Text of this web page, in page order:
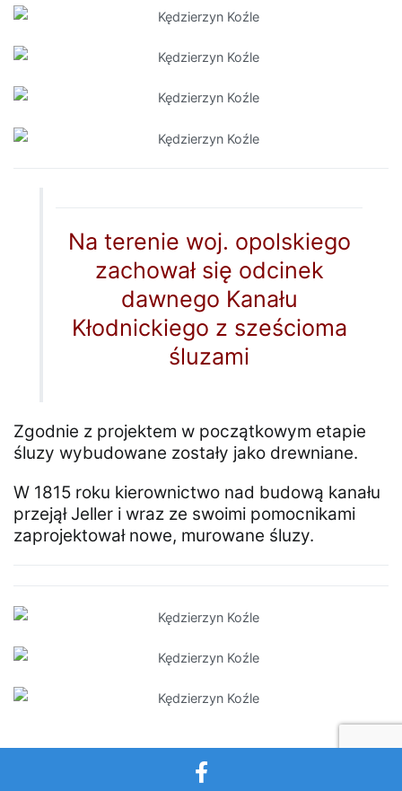
Na terenie woj. opolskiego
zachował się odcinek
dawnego Kanału
Kłodnickiego z sześcioma
śluzami
Zgodnie z projektem w początkowym etapie
śluzy wybudowane zostały jako drewniane.
W 1815 roku kierownictwo nad budową kanału
przejął Jeller i wraz ze swoimi pomocnikami
zaprojektował nowe, murowane śluzy.